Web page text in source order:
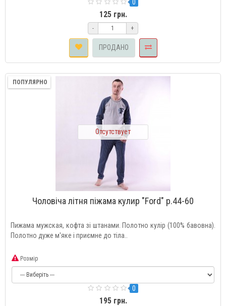
0
125 грн.
- +
ПРОДАНО
ПОПУЛЯРНО
Отсутствует
Чоловіча літня піжама кулир "Ford" р.44-60
Пижама мужская, кофта зі штанами. Полотно кулір (100% бавовна).
Полотно дуже м'яке і приємне до тіла..
Розмір
0
195 грн.